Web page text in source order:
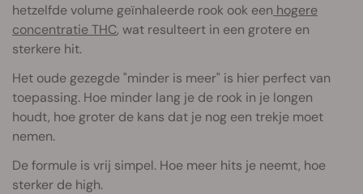
hetzelfde volume geïnhaleerde rook ook een hogere
concentratie THC, wat resulteert in een grotere en
sterkere hit.
Het oude gezegde "minder is meer" is hier perfect van
toepassing. Hoe minder lang je de rook in je longen
houdt, hoe groter de kans dat je nog een trekje moet
nemen.
De formule is vrij simpel. Hoe meer hits je neemt, hoe
sterker de high.